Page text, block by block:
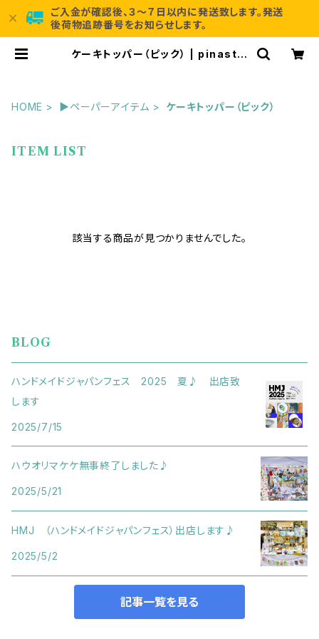
ご入金が確認後、３～７日以内に発送致します。発送
後荷物追跡番号をお知らせします。
ケーキトッパー（ピック） | pinastyl
HOME ▶ペーパーアイテム ケーキトッパー（ピック）
ITEM LIST
該当する商品が見つかりませんでした。
BLOG
ハンドメイドジャパンフェス 2025 夏♪ 出店致
します
2025/7/15
ハウオリマケケ無事終了しました♪
2025/5/21
HMJ （ハンドメイドジャパンフェス）出店します♪
2025/5/2
記事一覧を見る